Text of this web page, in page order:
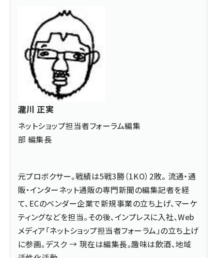
瀧川 正実
ネットショップ担当者フォーラム編集
部 編集長
元プロボクサー。戦績は5戦3勝（1KO）2敗。 流通・通
販・インターネット通販の専門新聞の編集記者を経
て、ECのベンダー企業で新規事業の立ち上げ、マーケ
ティングなどを担当。その後、インプレスに入社、Web
メディア「ネットショップ担当者フォーラム」の立ち上げ
に参画。デスク → 現在は編集長。趣味は飲酒、地域